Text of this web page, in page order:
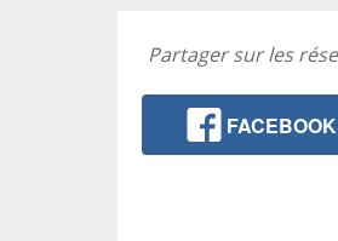
Partager sur les
FACEBOOK